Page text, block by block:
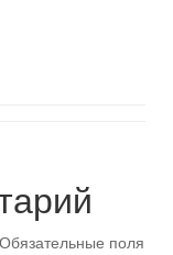
Обязательные поля